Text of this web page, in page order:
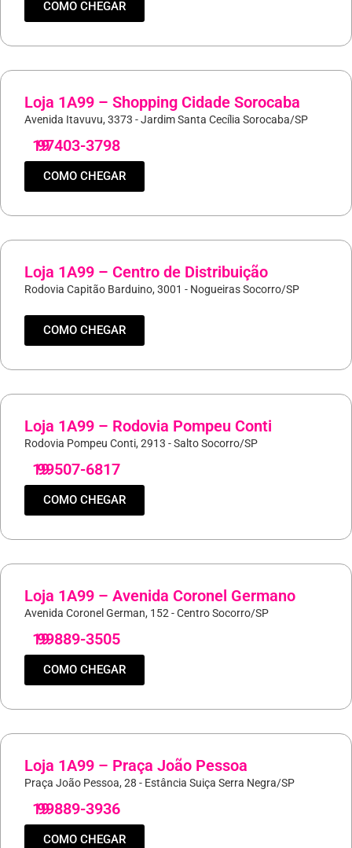
COMO CHEGAR
Loja 1A99 – Shopping Cidade Sorocaba
Avenida Itavuvu, 3373 - Jardim Santa Cecília Sorocaba/SP
19
97403-3798
COMO CHEGAR
Loja 1A99 – Centro de Distribuição
Rodovia Capitão Barduino, 3001 - Nogueiras Socorro/SP
COMO CHEGAR
Loja 1A99 – Rodovia Pompeu Conti
Rodovia Pompeu Conti, 2913 - Salto Socorro/SP
19
99507-6817
COMO CHEGAR
Loja 1A99 – Avenida Coronel Germano
Avenida Coronel German, 152 - Centro Socorro/SP
19
99889-3505
COMO CHEGAR
Loja 1A99 – Praça João Pessoa
Praça João Pessoa, 28 - Estância Suiça Serra Negra/SP
19
99889-3936
COMO CHEGAR